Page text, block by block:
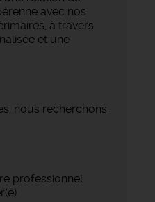
avec nos
à travers
et une
nous recherchons
professionnel